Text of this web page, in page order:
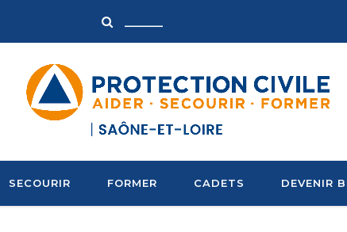
SECOURIR FORMER CADETS DEVENIR